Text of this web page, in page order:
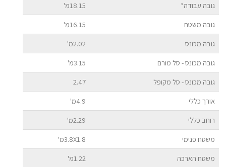
גובה עבודה*
18.15מ'
גובה משטח
16.15מ'
גובה מכונס
2.02מ'
גובה מכונס - סל מורם
3.15מ'
גובה מכונס - סל מקופל
2.47
אורך כללי
4.9מ'
רוחב כללי
2.29מ'
משטח פנימי
3.8X1.8מ'
משטח הארכה
1.22מ'